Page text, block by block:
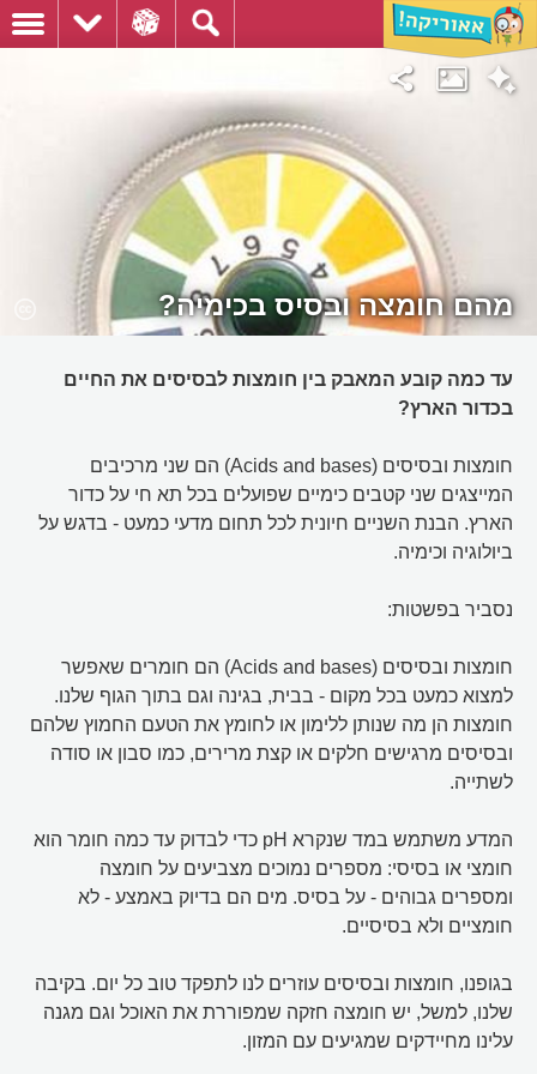
מהם חומצה ובסיס בכימיה?
עד כמה קובע המאבק בין חומצות לבסיסים את החיים
בכדור הארץ?
חומצות ובסיסים (Acids and bases) הם שני מרכיבים
המייצגים שני קטבים כימיים שפועלים בכל תא חי על כדור
הארץ. הבנת השניים חיונית לכל תחום מדעי כמעט - בדגש על
ביולוגיה וכימיה.
נסביר בפשטות:
חומצות ובסיסים (Acids and bases) הם חומרים שאפשר
למצוא כמעט בכל מקום - בבית, בגינה וגם בתוך הגוף שלנו.
חומצות הן מה שנותן ללימון או לחומץ את הטעם החמוץ שלהם
ובסיסים מרגישים חלקים או קצת מרירים, כמו סבון או סודה
לשתייה.
המדע משתמש במד שנקרא pH כדי לבדוק עד כמה חומר הוא
חומצי או בסיסי: מספרים נמוכים מצביעים על חומצה
ומספרים גבוהים - על בסיס. מים הם בדיוק באמצע - לא
חומציים ולא בסיסיים.
בגופנו, חומצות ובסיסים עוזרים לנו לתפקד טוב כל יום. בקיבה
שלנו, למשל, יש חומצה חזקה שמפוררת את האוכל וגם מגנה
עלינו מחיידקים שמגיעים עם המזון.